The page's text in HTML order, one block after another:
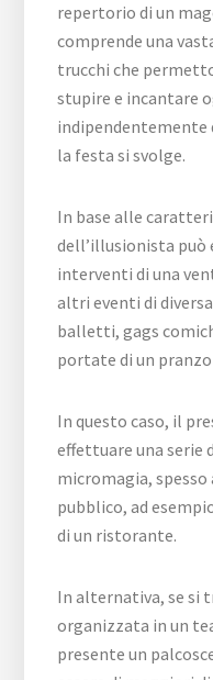
repertorio di un
comprende una
trucchi che
stupire e incantare
indipendentemente
la festa si svolge.
In base alle
dell’illusionista può
interventi di una
altri eventi di
balletti, gags
portate di un
In questo caso, il
effettuare una serie
micromagia, spesso
pubblico, ad
di un ristorante.
In alternativa, se si
organizzata in un
presente un